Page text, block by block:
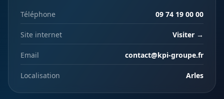
Téléphone 09 74 19 00 00
Site internet Visiter →
Email contact@kpi-groupe.fr
Localisation Arles